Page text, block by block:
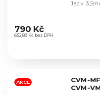
hodnocení
produktu
hvězdiček.
652,89 Kč bez DPH
790 Kč
Jack
AKCE
CVM-
CVM-